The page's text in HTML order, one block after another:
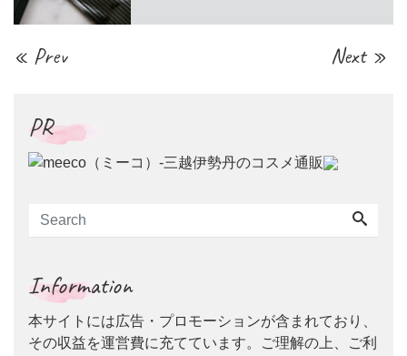
« Prev Next »
PR
Information
本サイトには広告・プロモーションが含まれており、
その収益を運営費に充てています。ご理解の上、ご利